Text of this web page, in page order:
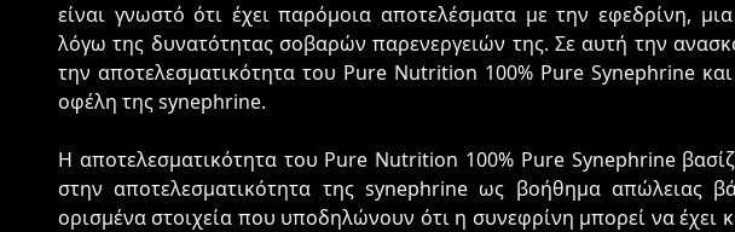
είναι γνωστό ότι έχει παρόμοια αποτελέσματα με την εφεδρίνη,
λόγω της δυνατότητας σοβαρών παρενεργειών της. Σε αυτή την
την αποτελεσματικότητα του Pure Nutrition 100% Pure Synephrine
οφέλη της synephrine.
Η αποτελεσματικότητα του Pure Nutrition 100% Pure Synephrine
στην αποτελεσματικότητα της synephrine ως βοήθημα απώλειας
ορισμένα στοιχεία που υποδηλώνουν ότι η συνεφρίνη μπορεί να έχει